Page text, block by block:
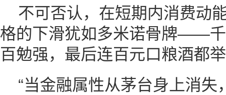
不可否认，在短期内消费动
格的下滑犹如多米诺骨牌——
百勉强，最后连百元口粮酒都
“当金融属性从茅台身上消